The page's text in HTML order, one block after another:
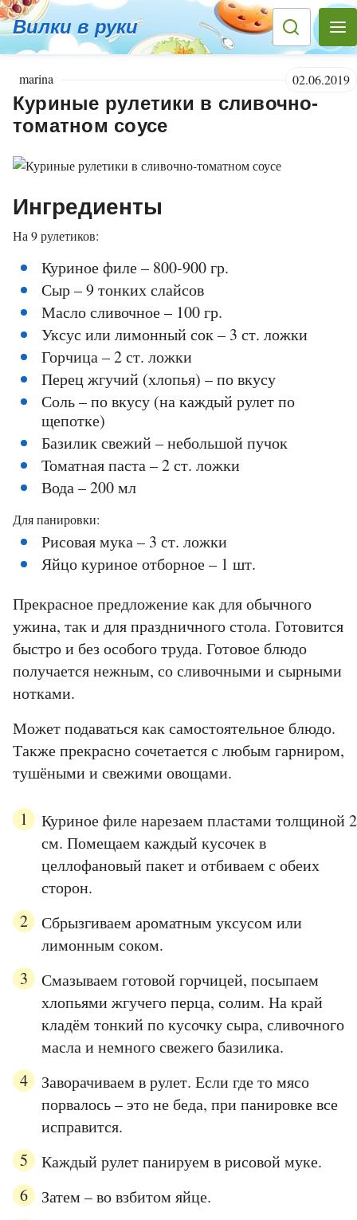
Вилки в руки
marina 02.06.2019
Куриные рулетики в сливочно-
томатном соусе
Ингредиенты
На 9 рулетиков:
Куриное филе – 800-900 гр.
Сыр – 9 тонких слайсов
Масло сливочное – 100 гр.
Уксус или лимонный сок – 3 ст. ложки
Горчица – 2 ст. ложки
Перец жгучий (хлопья) – по вкусу
Соль – по вкусу (на каждый рулет по
щепотке)
Базилик свежий – небольшой пучок
Томатная паста – 2 ст. ложки
Вода – 200 мл
Для панировки:
Рисовая мука – 3 ст. ложки
Яйцо куриное отборное – 1 шт.
Прекрасное предложение как для обычного
ужина, так и для праздничного стола. Готовится
быстро и без особого труда. Готовое блюдо
получается нежным, со сливочными и сырными
нотками.
Может подаваться как самостоятельное блюдо.
Также прекрасно сочетается с любым гарниром,
тушёными и свежими овощами.
Куриное филе нарезаем пластами толщиной 2
см. Помещаем каждый кусочек в
целлофановый пакет и отбиваем с обеих
сторон.
Сбрызгиваем ароматным уксусом или
лимонным соком.
Смазываем готовой горчицей, посыпаем
хлопьями жгучего перца, солим. На край
кладём тонкий по кусочку сыра, сливочного
масла и немного свежего базилика.
Заворачиваем в рулет. Если где то мясо
порвалось – это не беда, при панировке все
исправится.
Каждый рулет панируем в рисовой муке.
Затем – во взбитом яйце.